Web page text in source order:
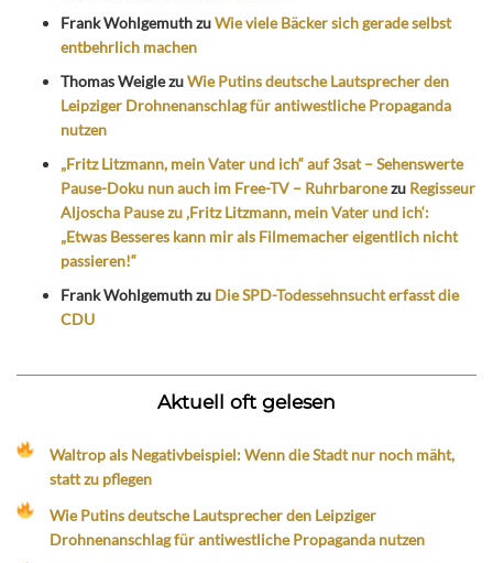
Frank WohlgemuthzuWie viele Bäcker sich gerade selbst
entbehrlich machen
Thomas WeiglezuWie Putins deutsche Lautsprecher den
Leipziger Drohnenanschlag für antiwestliche Propaganda
nutzen
„Fritz Litzmann, mein Vater und ich“ auf 3sat – Sehenswerte
Pause-Doku nun auch im Free-TV – Ruhrbaronezu Regisseur
Aljoscha Pause zu ‚Fritz Litzmann, mein Vater und ich‘:
„Etwas Besseres kann mir als Filmemacher eigentlich nicht
passieren!“
Frank Wohlgemuthzu Die SPD-Todessehnsucht erfasst die
CDU
Aktuell oft gelesen
Waltrop als Negativbeispiel: Wenn die Stadt nur noch mäht,
statt zu pflegen
Wie Putins deutsche Lautsprecher den Leipziger
Drohnenanschlag für antiwestliche Propaganda nutzen